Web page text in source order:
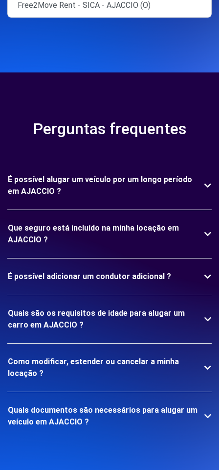
Free2Move Rent - SICA - AJACCIO (O)
Perguntas frequentes
É possível alugar um veículo por um longo período
em AJACCIO ?
Que seguro está incluído na minha locação em
AJACCIO ?
É possível adicionar um condutor adicional ?
Quais são os requisitos de idade para alugar um
carro em AJACCIO ?
Como modificar, estender ou cancelar a minha
locação ?
Quais documentos são necessários para alugar um
veículo em AJACCIO ?